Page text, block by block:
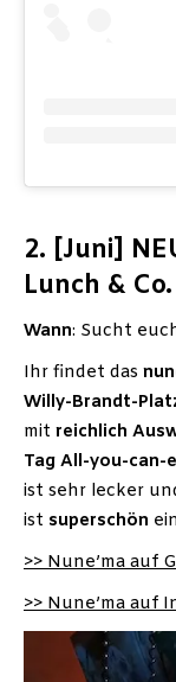
2. [Juni]
Lunch &
Wann: Sucht
Ihr findet das
Willy-Brandt-
mit reichlich
Tag All-you-
ist sehr lecker
ist superschön
>> Nune’ma auf
>> Nune’ma auf